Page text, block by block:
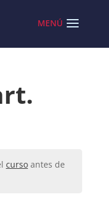
cursoantes de